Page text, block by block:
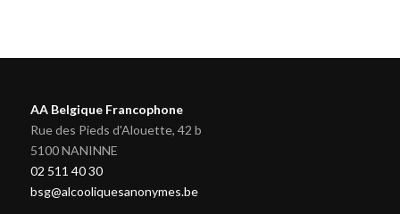
AA Belgique Francophone
Rue des Pieds d'Alouette, 42 b
5100 NANINNE
02 511 40 30
bsg@alcooliquesanonymes.be